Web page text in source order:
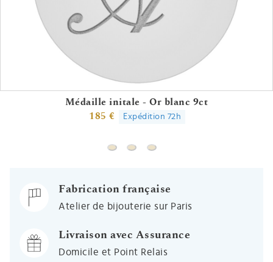
Médaille initale - Or blanc 9ct
185 €
Expédition 72h
Fabrication française
Atelier de bijouterie sur Paris
Livraison avec Assurance
Domicile et Point Relais